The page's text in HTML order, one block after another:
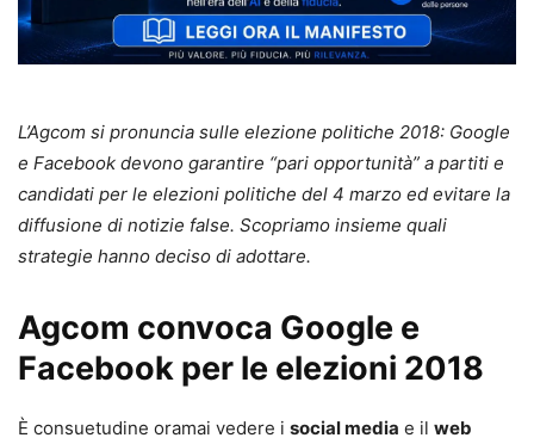
L’Agcom si pronuncia sulle elezione politiche 2018: Google
e Facebook devono garantire “pari opportunità” a partiti e
candidati per le elezioni politiche del 4 marzo ed evitare la
diffusione di notizie false. Scopriamo insieme quali
strategie hanno deciso di adottare.
Agcom convoca Google e
Facebook per le elezioni 2018
È consuetudine oramai vedere i social media e il web